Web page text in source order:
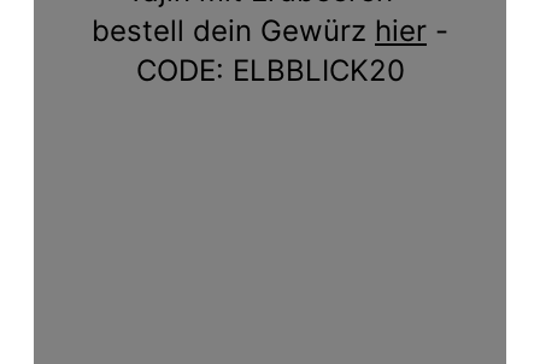
bestell dein Gewürz hier -
CODE: ELBBLICK20